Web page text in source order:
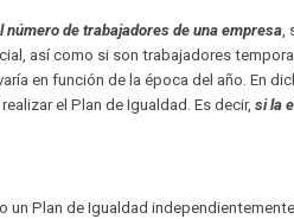
número de trabajadores de una empresa,
así como si son trabajadores
en función de la época del año. En
el Plan de Igualdad. Es decir, si la
un Plan de Igualdad